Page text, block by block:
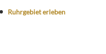
Ruhrgebiet erleben